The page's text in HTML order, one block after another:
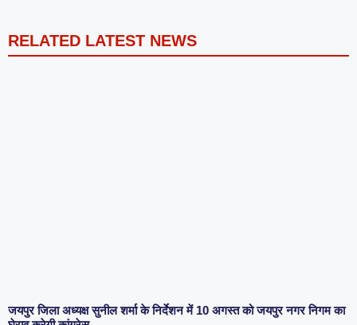
RELATED LATEST NEWS
जयपुर जिला अध्यक्ष सुनील शर्मा के निर्देशन में 10 अगस्त को जयपुर नगर निगम का